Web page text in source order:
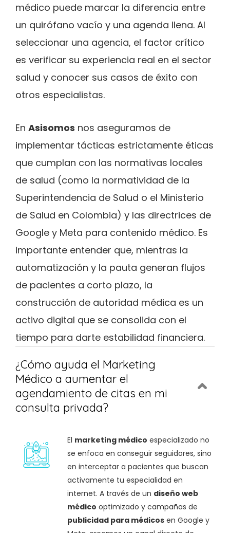
médico puede marcar la diferencia entre
un quirófano vacío y una agenda llena. Al
seleccionar una agencia, el factor crítico
es verificar su experiencia real en el sector
salud y conocer sus casos de éxito con
otros especialistas.
En Asisomos nos aseguramos de
implementar tácticas estrictamente éticas
que cumplan con las normativas locales
de salud (como la normatividad de la
Superintendencia de Salud o el Ministerio
de Salud en Colombia) y las directrices de
Google y Meta para contenido médico. Es
importante entender que, mientras la
automatización y la pauta generan flujos
de pacientes a corto plazo, la
construcción de autoridad médica es un
activo digital que se consolida con el
tiempo para darte estabilidad financiera.
¿Cómo ayuda el Marketing
Médico a aumentar el
agendamiento de citas en mi
consulta privada?
El marketing médico especializado no
se enfoca en conseguir seguidores, sino
en interceptar a pacientes que buscan
activamente tu especialidad en
internet. A través de un diseño web
médico optimizado y campañas de
publicidad para médicos en Google y